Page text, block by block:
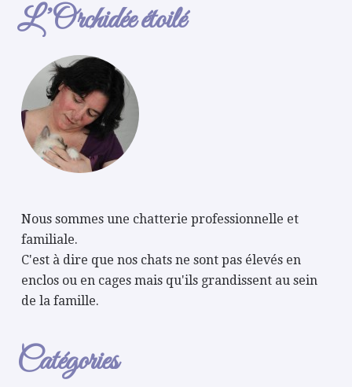
L’Orchidée étoilé
Nous sommes une chatterie professionnelle et
familiale.
C'est à dire que nos chats ne sont pas élevés en
enclos ou en cages mais qu'ils grandissent au sein
de la famille.
Catégories